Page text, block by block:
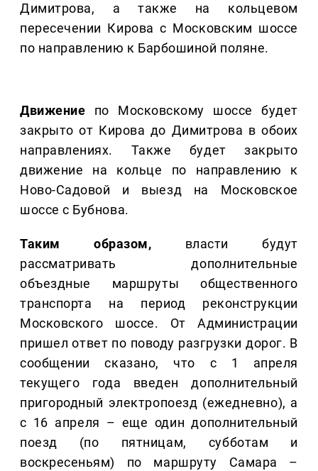
Димитрова, а также на кольцевом
пересечении Кирова с Московским шоссе
по направлению к Барбошиной поляне.
Движение по Московскому шоссе будет
закрыто от Кирова до Димитрова в обоих
направлениях. Также будет закрыто
движение на кольце по направлению к
Ново-Садовой и выезд на Московское
шоссе с Бубнова.
Таким образом, власти будут
рассматривать дополнительные
объездные маршруты общественного
транспорта на период реконструкции
Московского шоссе. От Администрации
пришел ответ по поводу разгрузки дорог. В
сообщении сказано, что с 1 апреля
текущего года введен дополнительный
пригородный электропоезд (ежедневно), а
с 16 апреля – еще один дополнительный
поезд (по пятницам, субботам и
воскресеньям) по маршруту Самара –